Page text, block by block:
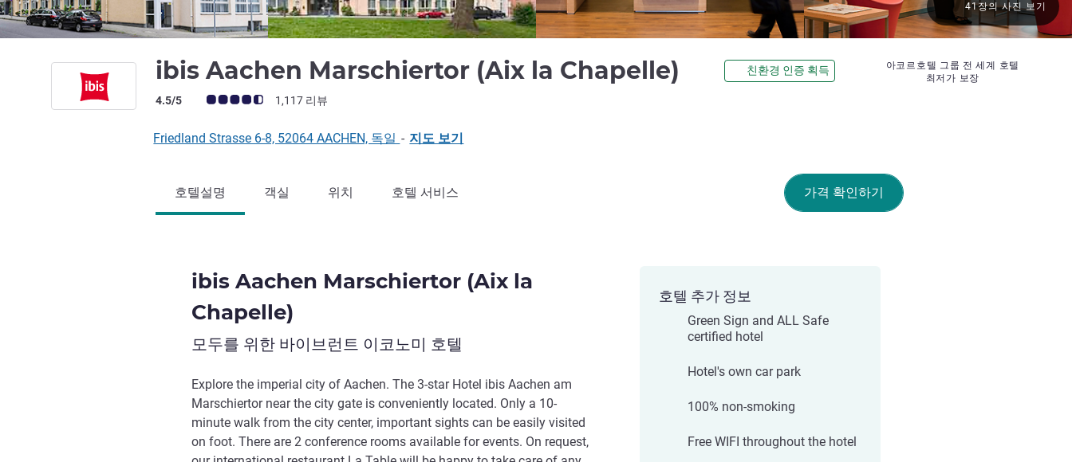
ibis Aachen Marschiertor (Aix la Chapelle) 친환경 인증 획득
고객 평점 (ALL 평가)
4.5/5 1,117 리뷰
아코르호텔 그룹 전 세계 호텔
최저가 보장
41장의 사진 보기
Friedland Strasse 6-8, 52064 AACHEN, 독일 - 지도 보기
가격 확인하기
호텔설명 객실 위치 호텔 서비스
ibis Aachen Marschiertor (Aix la
Chapelle)
모두를 위한 바이브런트 이코노미 호텔
Explore the imperial city of Aachen. The 3-star Hotel ibis Aachen am
Marschiertor near the city gate is conveniently located. Only a 10-
minute walk from the city center, important sights can be easily visited
on foot. There are 2 conference rooms available for events. On request,
호텔 추가 정보
Green Sign and ALL Safe
certified hotel
Hotel's own car park
100% non-smoking
Free WIFI throughout the hotel